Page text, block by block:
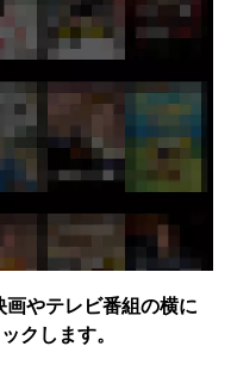
やテレビ番組の横に
クします。